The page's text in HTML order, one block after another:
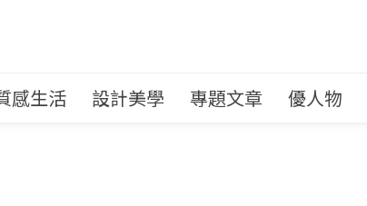
感生活 設計美學 專題文章 優人物